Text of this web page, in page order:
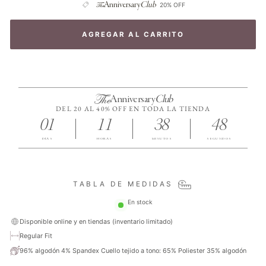
TheAnniversaryClub20% OFF
AGREGAR AL CARRITO
TheAnniversaryClub
DEL 20 AL 40% OFF EN TODA LA TIENDA
01
DÍAS
11
HORAS
38
MINUTOS
47
SEGUNDOS
TABLA DE MEDIDAS
En stock
Disponible online y en tiendas (inventario limitado)
Regular Fit
96% algodón 4% Spandex Cuello tejido a tono: 65% Poliester 35% algodón